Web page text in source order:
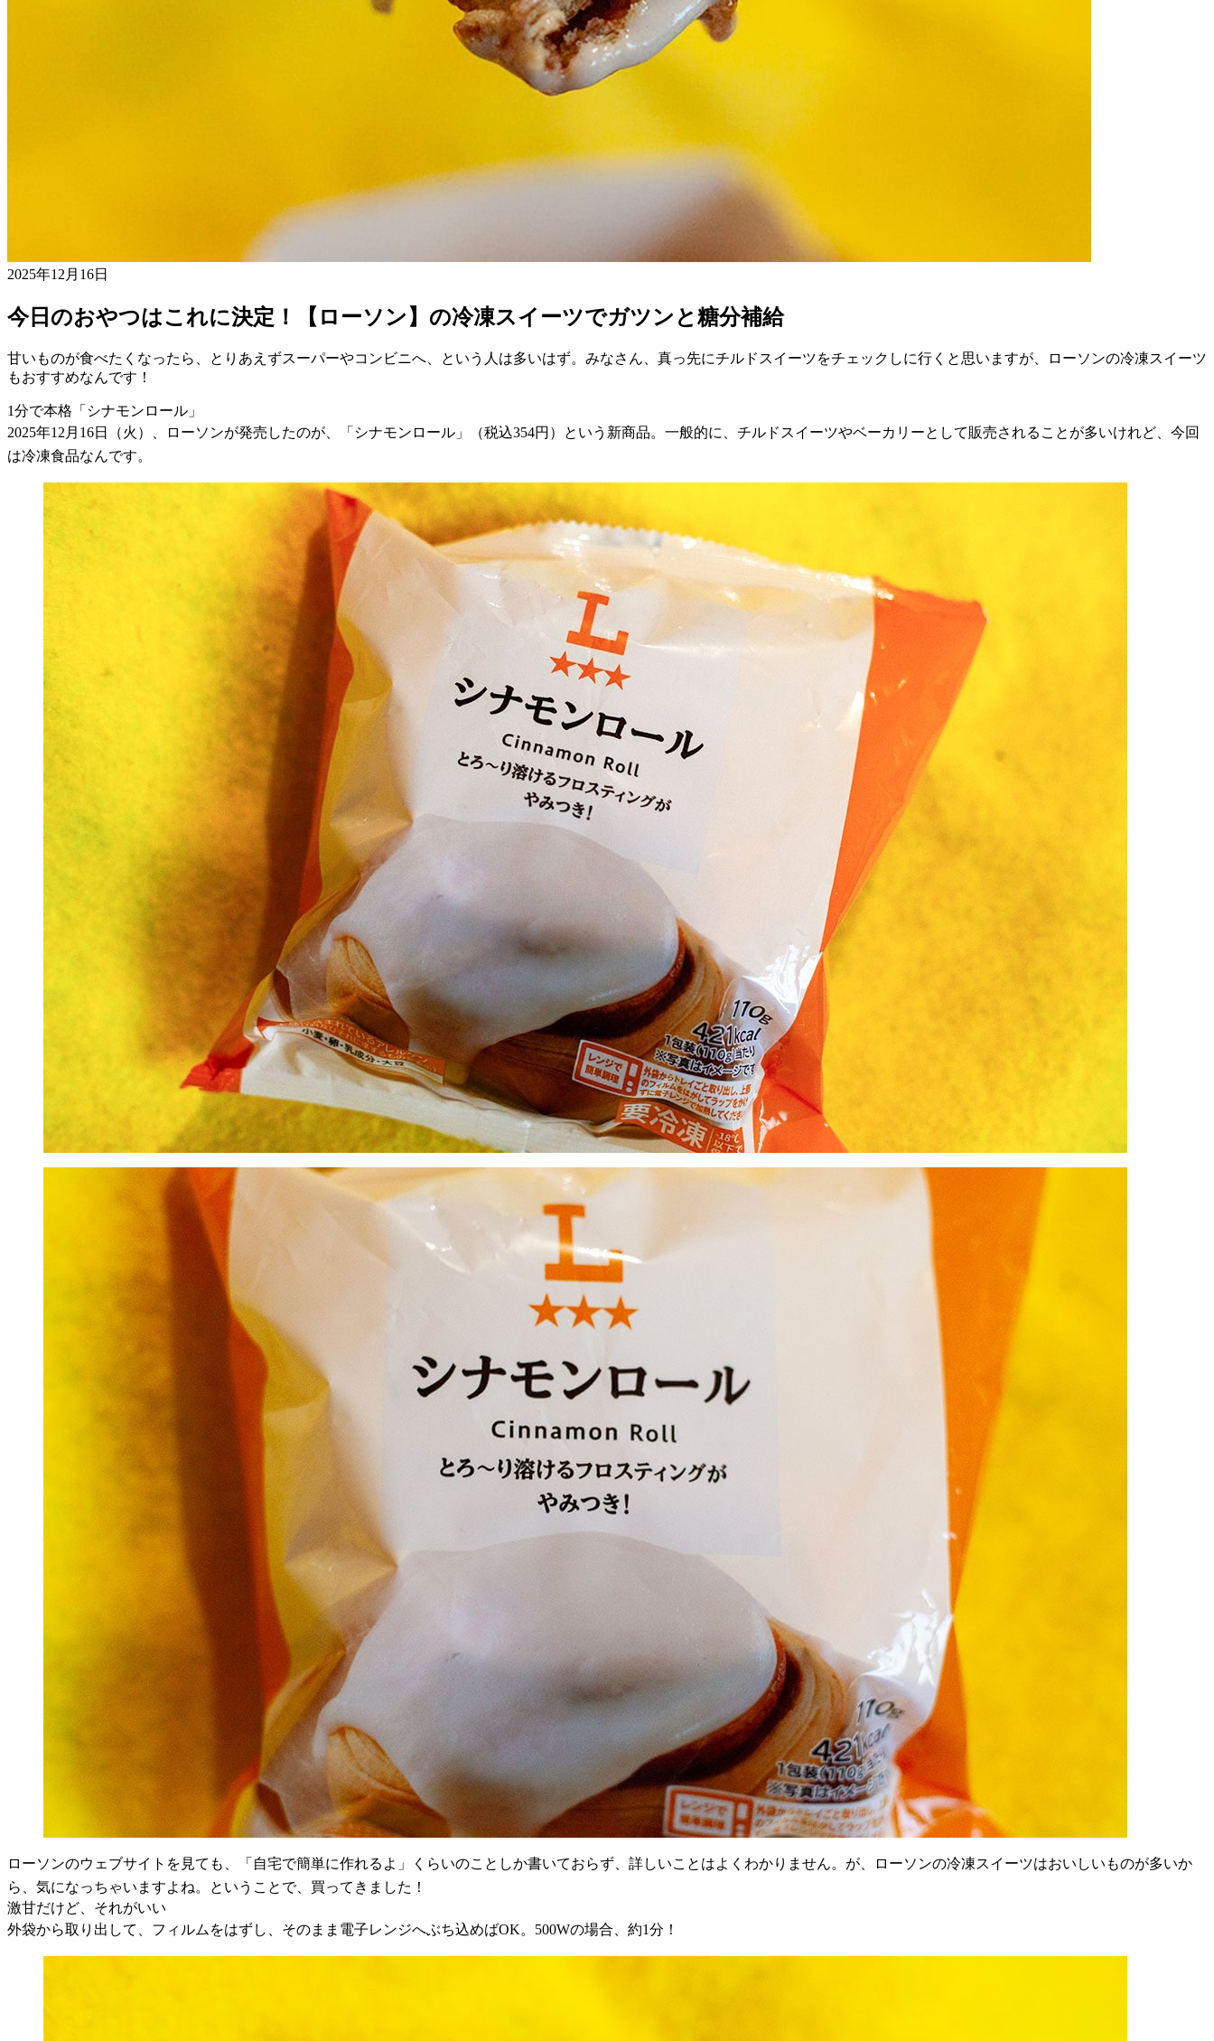
2025年12月16日
今日のおやつはこれに決定！【ローソン】の冷凍スイーツでガツンと糖分補給
甘いものが食べたくなったら、とりあえずスーパーやコンビニへ、という人は多いはず。みなさん、真っ先にチルドスイーツをチェックしに行くと思いますが、ローソンの冷凍スイーツ
もおすすめなんです！
1分で本格「シナモンロール」
2025年12 月 16日（火）、ローソンが発売したのが、「シナモンロール」（税込354円）という新商品。一般的に、チルドスイーツやベーカリーとして販売されることが多いけれど、今回
は冷凍食品なんです。
ローソンのウェブサイトを見ても、「自宅で簡単に作れるよ」くらいのことしか書いておらず、詳しいことはよくわかりません。が、ローソンの冷凍スイーツはおいしいものが多いか
ら、気になっちゃいますよね。ということで、買ってきました！
激甘だけど、それがいい
外袋から取り出して、フィルムをはずし、そのまま電子レンジへぶち込めばOK。 500Wの場合、約1分！